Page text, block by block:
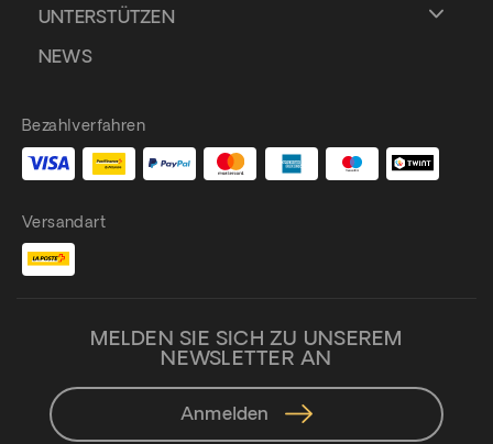
UNTERSTÜTZEN
NEWS
Bezahlverfahren
Versandart
MELDEN SIE SICH ZU UNSEREM
NEWSLETTER AN
Anmelden